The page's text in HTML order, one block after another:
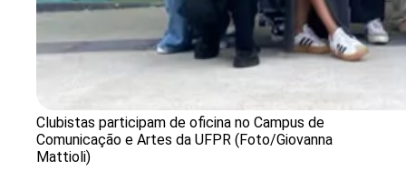
Clubistas participam de oficina no Campus de
Comunicação e Artes da UFPR (Foto/Giovanna
Mattioli)